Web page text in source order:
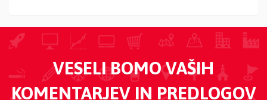
VESELI BOMO VAŠIH
KOMENTARJEV IN PREDLOGOV